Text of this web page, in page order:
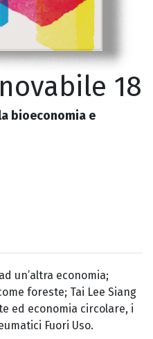
18
bioeconomia e
un’altra economia;
foreste; Tai Lee Siang
ed economia circolare, i
Fuori Uso.